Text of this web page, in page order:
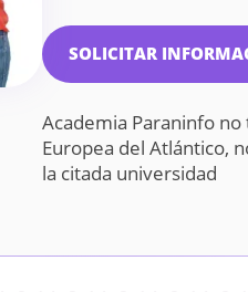
SOLICITAR
Academia Paraninfo
Europea del Atlántico,
la citada universidad